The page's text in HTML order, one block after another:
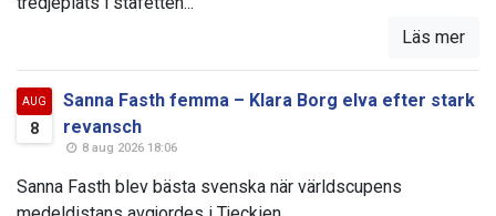
Läs mer
AUG
8
Sanna Fasth femma – Klara Borg elva efter stark
revansch
8 aug 2026 18:06
Sanna Fasth blev bästa svenska när världscupens